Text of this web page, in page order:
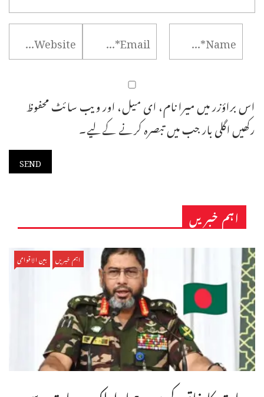
اس براؤزر میں میرا نام، ای میل، اور ویب سائٹ محفوظ
رکھیں اگلی بار جب میں تبصرہ کرنے کےلیے۔
اہم خبریں
اہم خبریں بین الاقوامی